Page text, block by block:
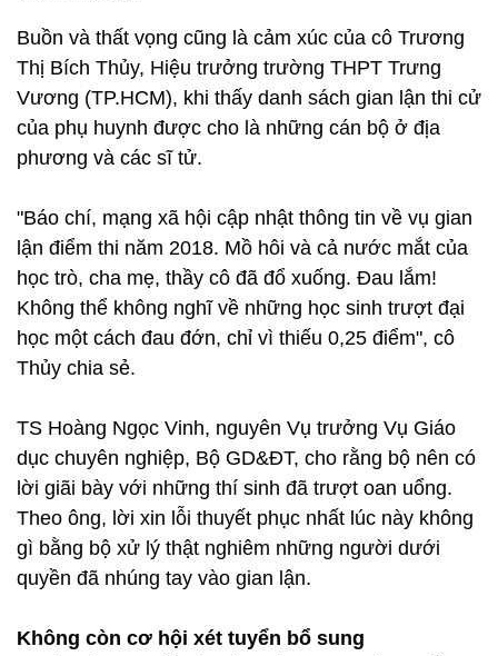
Buồn và thất vọng cũng là cảm xúc của cô Trương
Thị Bích Thủy, Hiệu trưởng trường THPT Trưng
Vương (TP.HCM), khi thấy danh sách gian lận thi cử
của phụ huynh được cho là những cán bộ ở địa
phương và các sĩ tử.
"Báo chí, mạng xã hội cập nhật thông tin về vụ gian
lận điểm thi năm 2018. Mồ hôi và cả nước mắt của
học trò, cha mẹ, thầy cô đã đổ xuống. Đau lắm!
Không thể không nghĩ về những học sinh trượt đại
học một cách đau đớn, chỉ vì thiếu 0,25 điểm", cô
Thủy chia sẻ.
TS Hoàng Ngọc Vinh, nguyên Vụ trưởng Vụ Giáo
dục chuyên nghiệp, Bộ GD&ĐT, cho rằng bộ nên có
lời giãi bày với những thí sinh đã trượt oan uổng.
Theo ông, lời xin lỗi thuyết phục nhất lúc này không
gì bằng bộ xử lý thật nghiêm những người dưới
quyền đã nhúng tay vào gian lận.
Không còn cơ hội xét tuyển bổ sung